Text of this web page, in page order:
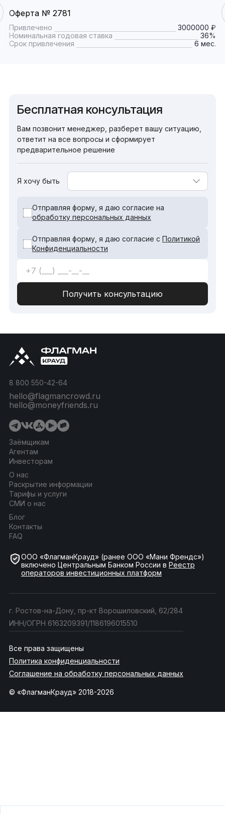
Оферта № 2781
Привлечено
3000000 ₽
Номинальная годовая ставка
36%
Срок привлечения
6 мес.
Бесплатная консультация
Вам позвонит менеджер, разберет вашу ситуацию,
ответит на все вопросы и сформирует
предварительное решение
Я хочу быть
Отправляя форму, я даю согласие на
обработку персональных данных
Отправляя форму, я даю согласие с Политикой
Конфиденциальности
Заёмщикам
Агентам
Инвесторам
О нас
Раскрытие информации
Тарифы и услуги
СМИ о нас
Блог
Контакты
FAQ
8 800 550-42-64
hello@flagmancrowd.ru
hello@moneyfriends.ru
ООО «ФлагманКрауд» (ранее ООО «Мани Френдс»)
включено Центральным Банком России в Реестр
операторов инвестиционных платформ
г. Ростов-на-Дону, пр-кт Ворошиловский, 62/284
ИНН/ОГРН 6163209391/1186196015510
Все права защищены
Политика конфиденциальности
Соглашение на обработку персональных данных
© «ФлагманКрауд» 2018-2026